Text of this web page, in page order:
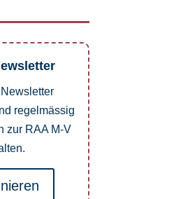
regelmässig
zur RAA M-V